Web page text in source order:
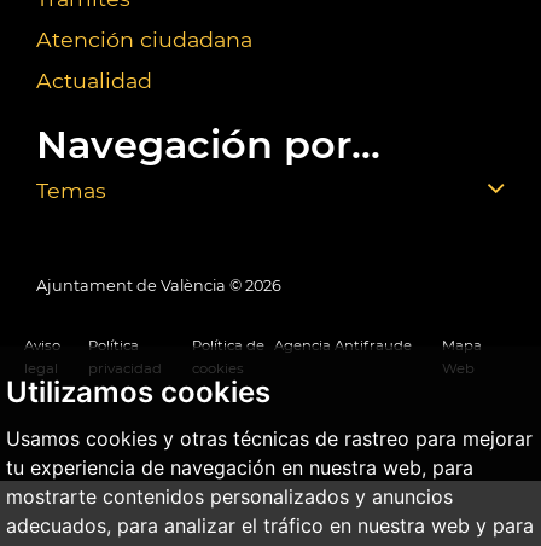
Utilizamos cookies
Usamos cookies y otras técnicas de rastreo para mejorar
tu experiencia de navegación en nuestra web, para
mostrarte contenidos personalizados y anuncios
adecuados, para analizar el tráfico en nuestra web y para
Atención ciudadana
Actualidad
Navegación por...
Temas
Ajuntament de València © 2026
Aviso
legal
Política
privacidad
Política de
cookies
Agencia Antifraude
Mapa
Web